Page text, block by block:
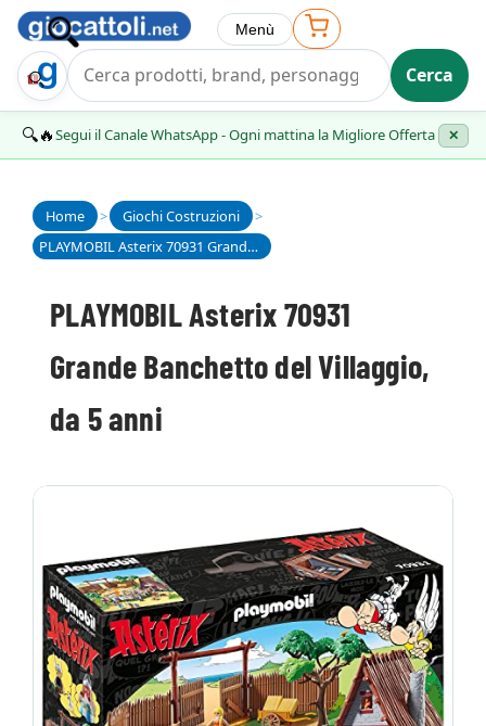
Trova Regalo Cerca
Menù
🔍🔥Segui il Canale WhatsApp - Ogni mattina la Migliore Offerta ✕
Home > Giochi Costruzioni
>
PLAYMOBIL Asterix 70931 Grande Banchetto del Villaggio, da 5 anni
PLAYMOBIL Asterix 70931
Grande Banchetto del Villaggio,
da 5 anni